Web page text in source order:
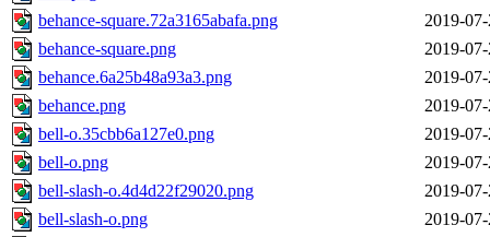
behance-square.72a3165abafa.png
2019-
behance-square.png
2019-
behance.6a25b48a93a3.png
2019-
behance.png
2019-
bell-o.35cbb6a127e0.png
2019-
bell-o.png
2019-
bell-slash-o.4d4d22f29020.png
2019-
bell-slash-o.png
2019-